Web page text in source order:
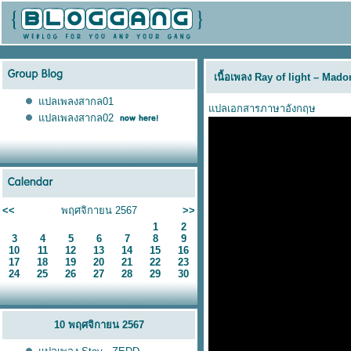
ปลเพลงสากล01
ปลเพลงสากล02
<< พฤศจิกายน 2567
>>
1
2
3
4 5 6 7 8
9
10
11 12 13 14 15
16
17
18 19 20 21 22
23
24
25 26 27 28 29 30
10 พฤศจิกายน 2567
เนื้อเพลง Ray of light –
ปลเอกสารภาษาอังกฤษ